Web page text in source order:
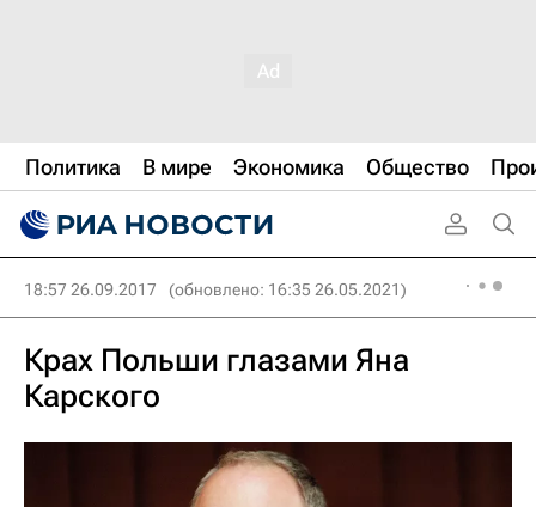
Политика В мире Экономика Общество
18:57 26.09.2017 (обновлено: 16:35 26.05.2021)
Крах Польши глазами Яна
Карского